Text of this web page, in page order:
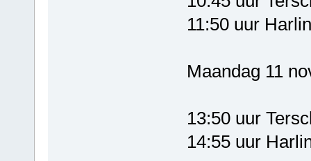
11:50 uur
Maandag 11
13:50 uur
14:55 uur